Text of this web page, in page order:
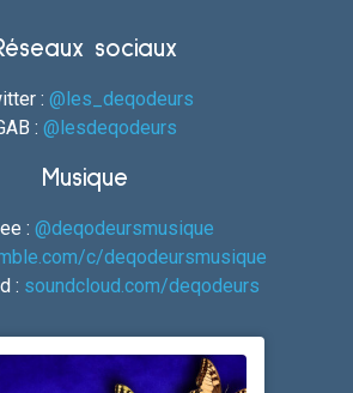
sociaux
: @les_deqodeurs
: @lesdeqodeurs
Musique
: @deqodeursmusique
c/deqodeursmusique
: soundcloud.com/deqodeurs